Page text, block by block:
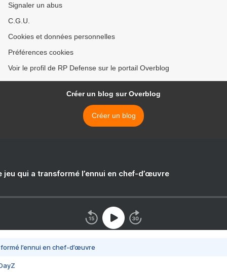
Signaler un abus
C.G.U.
Cookies et données personnelles
Préférences cookies
Voir le profil de RP Defense sur le portail Overblog
Créer un blog sur Overblog
Créer un blog
jeu qui a transformé l’ennui en chef-d’œuvre
l’ennui en chef-d’œuvre